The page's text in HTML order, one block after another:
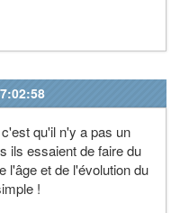
qu'il n'y a pas un
ils essaient de faire du
l'âge et de l'évolution du
!